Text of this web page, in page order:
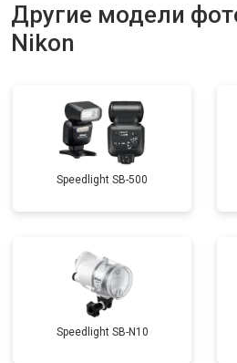
Другие модели
Nikon
Speedlight SB-500
Speedlight SB-N10